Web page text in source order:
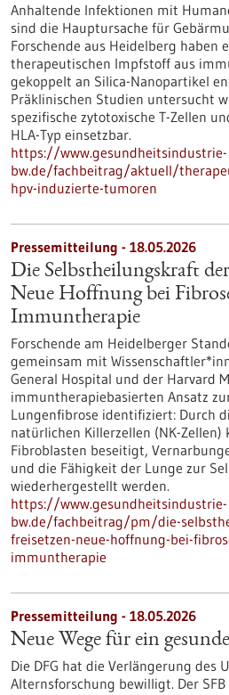
Anhaltende Infektionen mit
sind die Hauptursache für
Forschende aus Heidelberg haben
therapeutischen Impfstoff aus
gekoppelt an Silica-Nanopartikel
Präklinischen Studien untersucht
spezifische zytotoxische T-Zellen
HLA-Typ einsetzbar.
https://www.gesundheitsindustrie-
bw.de/fachbeitrag/aktuell/
hpv-induzierte-tumoren
Pressemitteilung - 18.05.2026
Die Selbstheilungskraft
Neue Hoffnung bei
Immuntherapie
Forschende am Heidelberger
gemeinsam mit
General Hospital und der Harvard
immuntherapiebasierten Ansatz
Lungenfibrose identifiziert: Durch
natürlichen Killerzellen (NK-Zellen)
Fibroblasten beseitigt,
und die Fähigkeit der Lunge zur
wiederhergestellt werden.
https://www.gesundheitsindustrie-
bw.de/fachbeitrag/pm/die-
freisetzen-neue-hoffnung-bei-
immuntherapie
Pressemitteilung - 18.05.2026
Neue Wege für ein
Die DFG hat die Verlängerung des
Alternsforschung bewilligt. Der